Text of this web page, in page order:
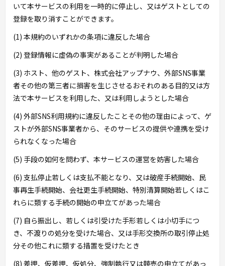
いて本サービスの利用を一時的に停止し、又はゲストとしての
登録を取り消すことができます。
(1) 本規約のいずれかの条項に違反した場合
(2) 登録情報に虚偽の事実があることが判明した場合
(3) ホスト、他のゲスト、株式会社アップナウ、外部SNS事業
者その他の第三者に損害を生じさせるおそれのある目的又は方
法で本サービスを利用した、又は利用しようとした場合
(4) 外部SNS利用規約に違反したことその他の理由によって、ゲ
ストが外部SNS事業者から、そのサービスの提供や連携を受け
られなくなった場合
(5) 手段の如何を問わず、本サービスの運営を妨害した場合
(6) 支払停止若しくは支払不能となり、又は破産手続開始、民
事再生手続開始、会社更生手続開始、特別清算開始若しくはこ
れらに類する手続の開始の申立てがあった場合
(7) 自ら振出し、若しくは引受けた手形若しくは小切手につ
き、不渡りの処分を受けた場合、又は手形交換所の取引停止処
分その他これに類する措置を受けたとき
(8) 差押、仮差押、仮処分、強制執行又は競売の申立てがあっ